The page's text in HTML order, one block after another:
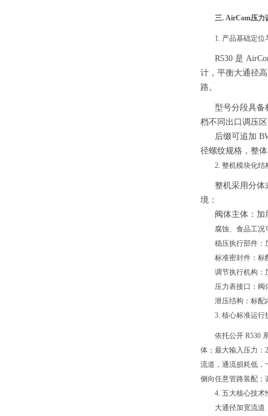
三. AirCom压力
1. 产品基础定
R530 是
计，平衡大通径
路。
型号分段具备
档不同出口调压区
后缀可追加
径螺纹规格，整
2. 整机模块化结
整机采用分体
境：
阀体主体：加
腐蚀、食品工况
稳压执行部件：
标准密封件：标
调节执行机构：
压力表接口：阀
泄压结构：标配
3. 核心标准运行
依托公开 R530
体；最大输入压力：
流道，通流损耗低，
侧向任意管路装配；
4. 五大核心技术
大通径加宽流道